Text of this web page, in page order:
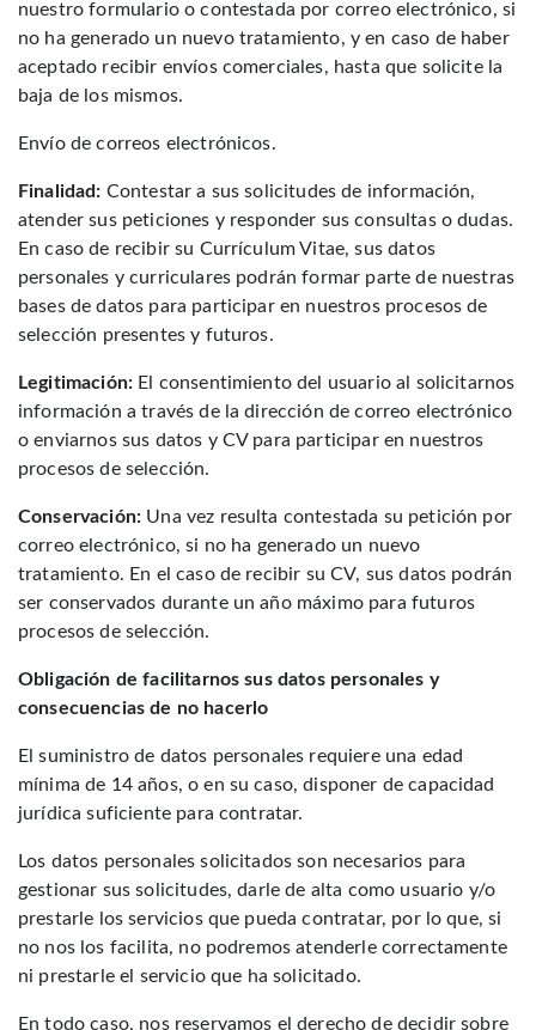
nuestro formulario o contestada por correo electrónico, si
no ha generado un nuevo tratamiento, y en caso de haber
aceptado recibir envíos comerciales, hasta que solicite la
baja de los mismos.
Envío de correos electrónicos.
Finalidad: Contestar a sus solicitudes de información,
atender sus peticiones y responder sus consultas o dudas.
En caso de recibir su Currículum Vitae, sus datos
personales y curriculares podrán formar parte de nuestras
bases de datos para participar en nuestros procesos de
selección presentes y futuros.
Legitimación: El consentimiento del usuario al solicitarnos
información a través de la dirección de correo electrónico
o enviarnos sus datos y CV para participar en nuestros
procesos de selección.
Conservación: Una vez resulta contestada su petición por
correo electrónico, si no ha generado un nuevo
tratamiento. En el caso de recibir su CV, sus datos podrán
ser conservados durante un año máximo para futuros
procesos de selección.
Obligación de facilitarnos sus datos personales y
consecuencias de no hacerlo
El suministro de datos personales requiere una edad
mínima de 14 años, o en su caso, disponer de capacidad
jurídica suficiente para contratar.
Los datos personales solicitados son necesarios para
gestionar sus solicitudes, darle de alta como usuario y/o
prestarle los servicios que pueda contratar, por lo que, si
no nos los facilita, no podremos atenderle correctamente
ni prestarle el servicio que ha solicitado.
En todo caso, nos reservamos el derecho de decidir sobre